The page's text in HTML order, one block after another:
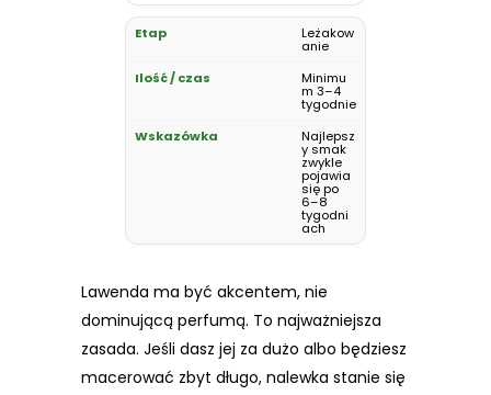
Leżakow
anie
Minimu
m 3–4
tygodnie
Najlepsz
y smak
zwykle
pojawia
się po
6–8
tygodni
ach
Lawenda ma być akcentem, nie
dominującą perfumą. To najważniejsza
zasada. Jeśli dasz jej za dużo albo będziesz
macerować zbyt długo, nalewka stanie się